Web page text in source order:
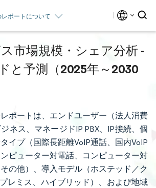
レポートについて
市場規模・シェア分析 -
と予測（2025年～2030
ポートは、エンドユーザー（法人消費
ネス、マネージドIP PBX、IP接続、個
イプ（国際長距離VoIP通話、国内VoIP
ピューター対電話、コンピューター対
の他）、導入モデル（ホステッド／ク
レミス、ハイブリッド）、および地域